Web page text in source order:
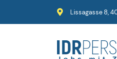
Lissagasse 8,